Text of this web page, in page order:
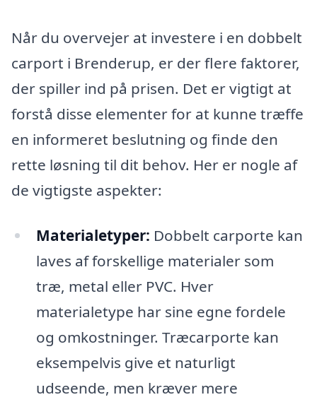
Når du overvejer at investere i en dobbelt
carport i Brenderup, er der flere faktorer,
der spiller ind på prisen. Det er vigtigt at
forstå disse elementer for at kunne træffe
en informeret beslutning og finde den
rette løsning til dit behov. Her er nogle af
de vigtigste aspekter:
Materialetyper: Dobbelt carporte kan
laves af forskellige materialer som
træ, metal eller PVC. Hver
materialetype har sine egne fordele
og omkostninger. Træcarporte kan
eksempelvis give et naturligt
udseende, men kræver mere